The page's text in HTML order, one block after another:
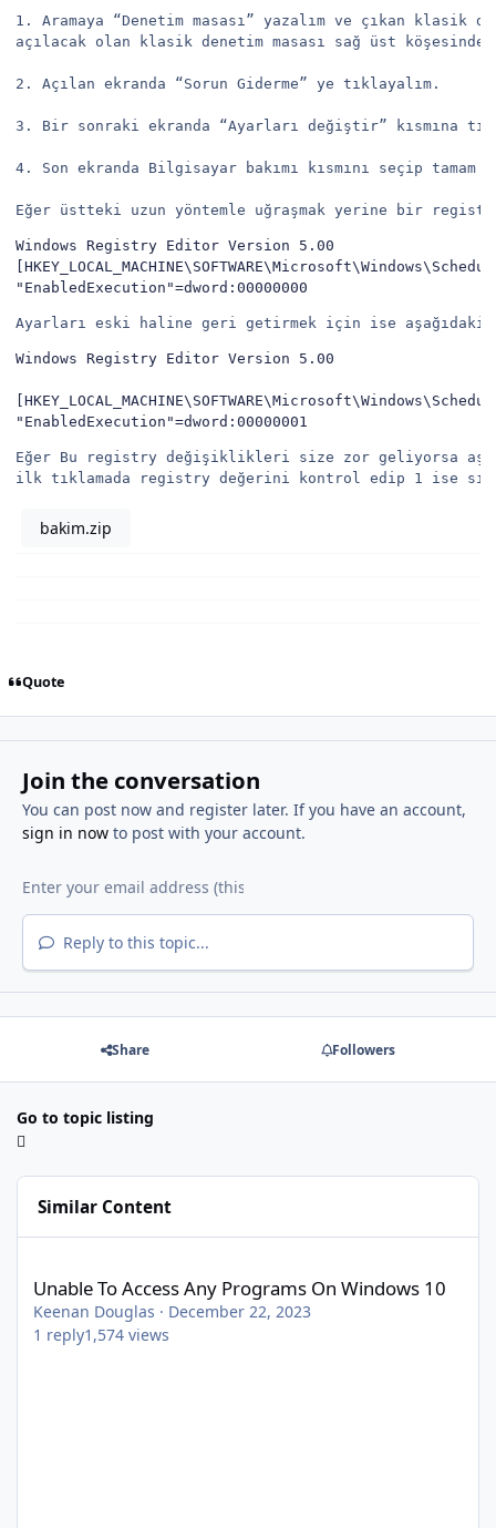
1. Aramaya “Denetim masası” yazalım ve çıkan klasik
açılacak olan klasik denetim masası sağ üst köşesindeki
2. Açılan ekranda “Sorun Giderme” ye tıklayalım.
3. Bir sonraki ekranda “Ayarları değiştir” kısmına
4. Son ekranda Bilgisayar bakımı kısmını seçip tamam
Windows Registry Editor Version 5.00
"EnabledExecution"=dword:00000000
Windows Registry Editor Version 5.00
"EnabledExecution"=dword:00000001
Eğer Bu registry değişiklikleri size zor geliyorsa
bakim.zip
Quote
Join the conversation
You can post now and register later. If you have an account,
sign in nowto post with your account.
Reply to this topic...
Share Followers
Go to topic listing
Similar Content
Unable To Access Any Programs On Windows 10
Keenan Douglas · December 22, 2023
1 reply1,574 views